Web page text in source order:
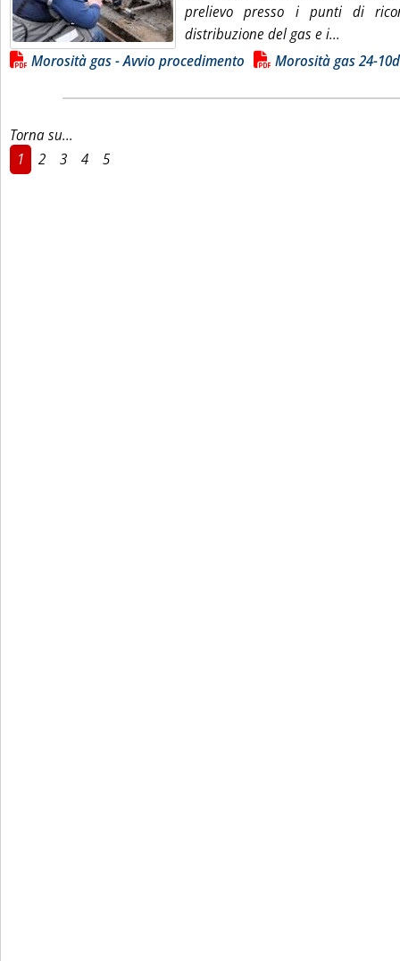
prelievo presso i punti di
distribuzione del gas e i...
Lista allegati PDF alla notizia
Morosità gas - Avvio procedimento Morosità gas 24-
Torna su...
1
2 3 4 5